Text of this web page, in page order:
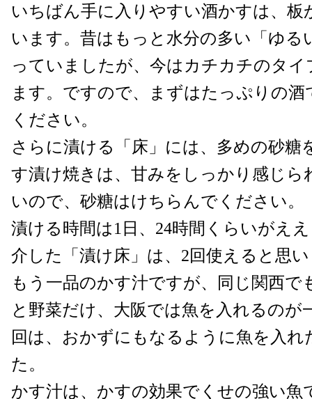
いちばん手に入りやすい酒かすは、板
います。昔はもっと水分の多い「ゆる
っていましたが、今はカチカチのタ
ます。ですので、まずはたっぷりの
ください。
さらに漬ける「床」には、多めの砂糖
す漬け焼きは、甘みをしっかり感じら
いので、砂糖はけちらんでください。
漬ける時間は1日、24時間くらいがえ
介した「漬け床」は、2回使えると思
もう一品のかす汁ですが、同じ関西で
と野菜だけ、大阪では魚を入れるのが
回は、おかずにもなるように魚を入
た。
かす汁は、かすの効果でくせの強い魚